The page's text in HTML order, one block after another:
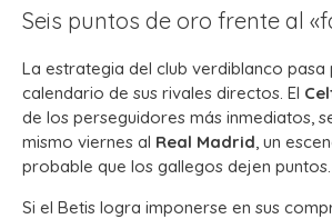
Seis puntos de oro frente al
La estrategia del club verdiblanco
calendario de sus rivales directos. El
de los perseguidores más inmediatos,
mismo viernes al Real Madrid , un
probable que los gallegos dejen puntos.
Si el Betis logra imponerse en sus